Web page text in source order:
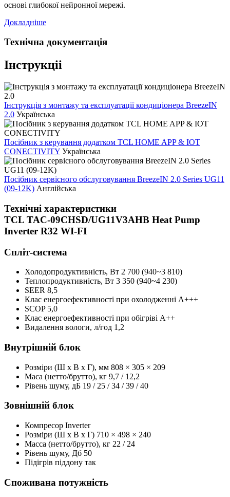
основі глибокої нейронної мережі.
Докладніше
Технічна документація
Інструкціі
Інструкція з монтажу та експлуатації кондиціонера BreezeIN
2.0 Українська
Посібник з керування додатком TCL HOME APP & IOT
CONECTIVITY Українська
Посібник сервісного обслуговування BreezeIN 2.0 Series UG11
(09-12K) Англійська
Технічні характеристики
TCL TAC-09CHSD/UG11V3AHB Heat Pump
Inverter R32 WI-FI
Спліт-система
Холодопродуктивність, Bт 2 700 (940~3 810)
Теплопродуктивність, Bт 3 350 (940~4 230)
SEER 8,5
Клас енергоефективності при охолодженні А+++
SCOP 5,0
Клас енергоефективності при обігріві А++
Видалення вологи, л/год 1,2
Внутрішній блок
Розміри (Ш x В x Г), мм 808 × 305 × 209
Маса (нетто/брутто), кг 9,7 / 12,2
Рівень шуму, дБ 19 / 25 / 34 / 39 / 40
Зовнішній блок
Компресор Inverter
Розміри (Ш x B x Г) 710 × 498 × 240
Масса (нетто/брутто), кг 22 / 24
Рівень шуму, Дб 50
Підігрів піддону так
Споживана потужність